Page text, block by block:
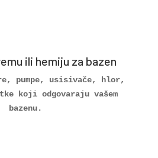
ili hemiju za bazen
pumpe, usisivače, hlor,
koji odgovaraju vašem
bazenu.